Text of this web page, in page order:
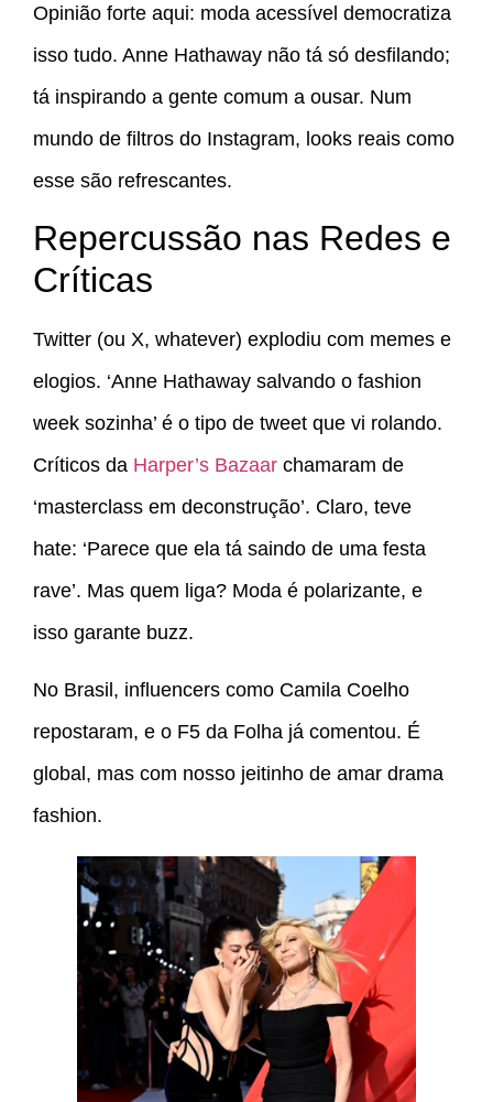
Opinião forte aqui: moda acessível democratiza
isso tudo. Anne Hathaway não tá só desfilando;
tá inspirando a gente comum a ousar. Num
mundo de filtros do Instagram, looks reais como
esse são refrescantes.
Repercussão nas Redes e
Críticas
Twitter (ou X, whatever) explodiu com memes e
elogios. ‘Anne Hathaway salvando o fashion
week sozinha’ é o tipo de tweet que vi rolando.
Críticos da Harper’s Bazaar chamaram de
‘masterclass em deconstrução’. Claro, teve
hate: ‘Parece que ela tá saindo de uma festa
rave’. Mas quem liga? Moda é polarizante, e
isso garante buzz.
No Brasil, influencers como Camila Coelho
repostaram, e o F5 da Folha já comentou. É
global, mas com nosso jeitinho de amar drama
fashion.